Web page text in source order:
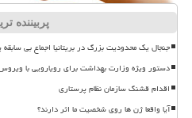
پربیننده
جنجال یک محدودیت بزرگ در بریتانیا اجماع بی سابقه
دستور ویژه وزارت بهداشت برای رویارویی با
اقدام قشنگ سازمان نظام پرستاری
آیا واقعا ژن ها روی شخصیت ما اثر دارند؟